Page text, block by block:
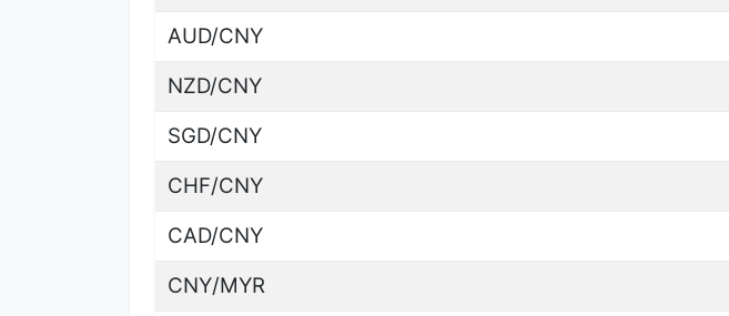
AUD/CNY
NZD/CNY
SGD/CNY
CHF/CNY
CAD/CNY
CNY/MYR